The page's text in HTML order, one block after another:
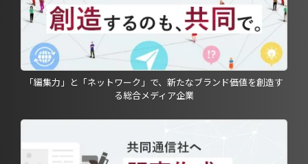
「編集力」と「ネットワーク」で、新たなブランド価値を創造す
る総合メディア企業